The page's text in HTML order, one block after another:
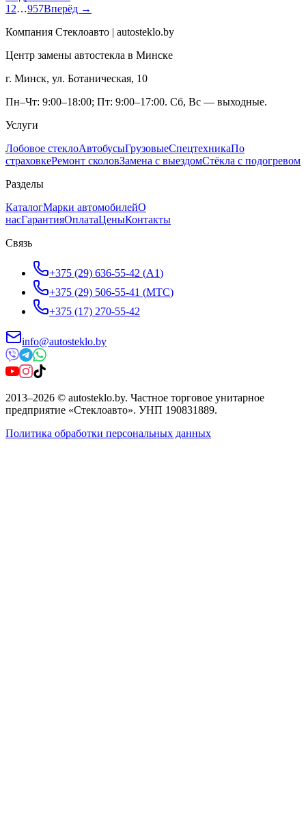
1 2…957Вперёд →
Компания Стеклоавто | autosteklo.by
Центр замены автостекла в Минске
г. Минск, ул. Ботаническая, 10
Пн–Чт: 9:00–18:00; Пт: 9:00–17:00. Сб, Вс — выходные.
Услуги
Лобовое стеклоАвтобусыГрузовыеСпецтехникаПо
страховкеРемонт сколовЗамена с выездомСтёкла с подогревом
Разделы
КаталогМарки автомобилейО
насГарантияОплатаЦеныКонтакты
Связь
+375 (29) 636-55-42 (A1)
+375 (29) 506-55-41 (МТС)
+375 (17) 270-55-42
info@autosteklo.by
2013–2026 © autosteklo.by. Частное торговое унитарное
предприятие «Стеклоавто». УНП 190831889.
Политика обработки персональных данных